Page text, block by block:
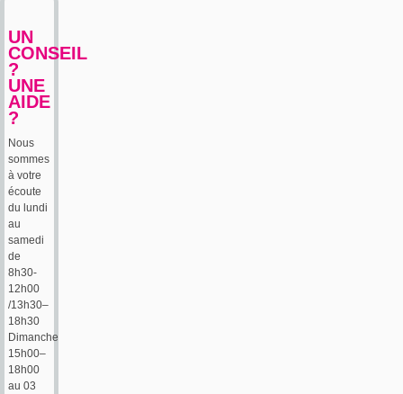
UN
CONSEIL
?
UNE
AIDE
?
Nous
sommes
à votre
écoute
du lundi
au
samedi
de
8h30-
12h00
/13h30–
18h30
Dimanche
15h00–
18h00
au 03